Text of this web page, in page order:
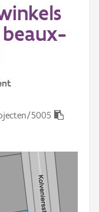
5005